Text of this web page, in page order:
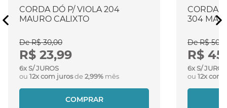
CORDA DÓ P/ VIOLA 204
MAURO CALIXTO
De R$ 30,00
R$ 23,99
6x S/ JUROS
ou 12x com jurosde2,99% mês
COMPRAR
CORDA
304
De R$
R$
6x S/ JUROS
ou 12x com